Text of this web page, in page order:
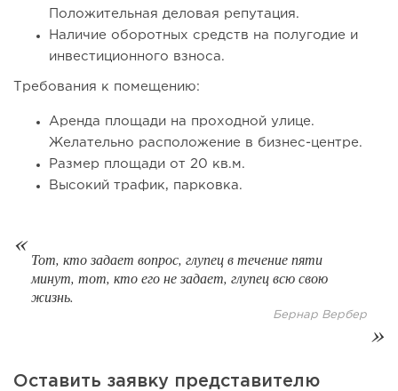
Франшиза кафе: рейтинг лучших франшиз общепита для
открытия заведения
116
Положительная деловая репутация.
Наличие оборотных средств на полугодие и
инвестиционного взноса.
Требования к помещению:
Аренда площади на проходной улице.
Желательно расположение в бизнес-центре.
Размер площади от 20 кв.м.
Высокий трафик, парковка.
Тот, кто задает вопрос, глупец в течение пяти
минут, тот, кто его не задает, глупец всю свою
жизнь.
Бернар Вербер
Оставить заявку представителю